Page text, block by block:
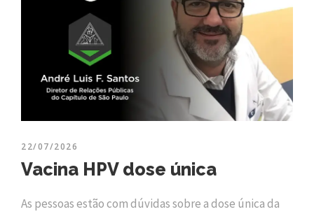
22/07/2026
Vacina HPV dose única
As pessoas estão com dúvidas sobre a dose única da